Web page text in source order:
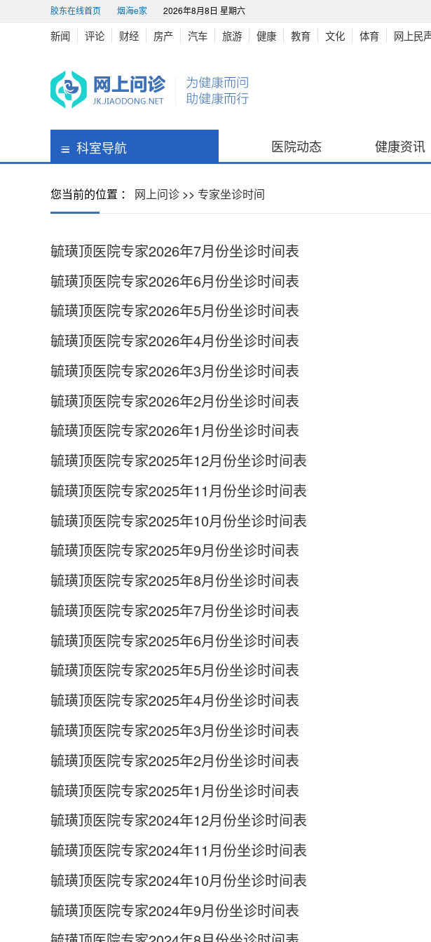
胶东在线首页 烟海e家 2026年8月8日 星期六
新闻 评论 财经 房产 汽车 旅游 健康 教育 文化 体育 网上民
科室导航
消化内科 呼吸内科
风湿免疫科
血液内科
肾内科
内分泌科
肿瘤内二科 放疗科
保健科
重症医学科 急救中心
营养科
手术科室
肝胆外科 心外科
血管外科
脊柱外科
关节外科
手足外科
胃肠外一科 胃肠外二科 普外儿外科
乳腺外科
神经外科
妇科
产科
眼科
其他科室
医院动态 健康资讯
您当前的位置 ： 网上问诊 >> 专家坐诊时间
毓璜顶医院专家2026年7月份坐诊时间表
毓璜顶医院专家2026年6月份坐诊时间表
毓璜顶医院专家2026年5月份坐诊时间表
毓璜顶医院专家2026年4月份坐诊时间表
毓璜顶医院专家2026年3月份坐诊时间表
毓璜顶医院专家2026年2月份坐诊时间表
毓璜顶医院专家2026年1月份坐诊时间表
毓璜顶医院专家2025年12月份坐诊时间表
毓璜顶医院专家2025年11月份坐诊时间表
毓璜顶医院专家2025年10月份坐诊时间表
毓璜顶医院专家2025年9月份坐诊时间表
毓璜顶医院专家2025年8月份坐诊时间表
毓璜顶医院专家2025年7月份坐诊时间表
毓璜顶医院专家2025年6月份坐诊时间表
毓璜顶医院专家2025年5月份坐诊时间表
毓璜顶医院专家2025年4月份坐诊时间表
毓璜顶医院专家2025年3月份坐诊时间表
毓璜顶医院专家2025年2月份坐诊时间表
毓璜顶医院专家2025年1月份坐诊时间表
毓璜顶医院专家2024年12月份坐诊时间表
毓璜顶医院专家2024年11月份坐诊时间表
毓璜顶医院专家2024年10月份坐诊时间表
毓璜顶医院专家2024年9月份坐诊时间表